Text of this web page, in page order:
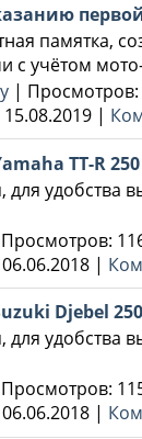
памятка,
с учётом
| Просмотров:
15.08.2019 |
TT-R
для удобства
Просмотров:
06.06.2018 |
Djebel
для удобства
Просмотров:
06.06.2018 |